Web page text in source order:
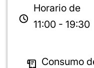
Horario de
11:00 - 19:30
Consumo